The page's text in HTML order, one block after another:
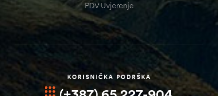
PDV Uvjerenje
KORISNIČKA PODRŠKA